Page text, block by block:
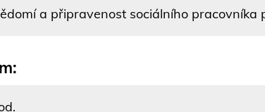
a připravenost sociálního pracovníka